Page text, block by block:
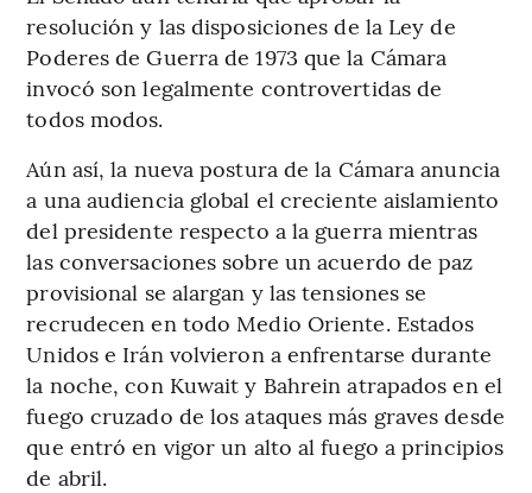
resolución y las disposiciones de la Ley de
Poderes de Guerra de 1973 que la Cámara
invocó son legalmente controvertidas de
todos modos.
Aún así, la nueva postura de la Cámara anuncia
a una audiencia global el creciente aislamiento
del presidente respecto a la guerra mientras
las conversaciones sobre un acuerdo de paz
provisional se alargan y las tensiones se
recrudecen en todo Medio Oriente. Estados
Unidos e Irán volvieron a enfrentarse durante
la noche, con Kuwait y Bahrein atrapados en el
fuego cruzado de los ataques más graves desde
que entró en vigor un alto al fuego a principios
de abril.